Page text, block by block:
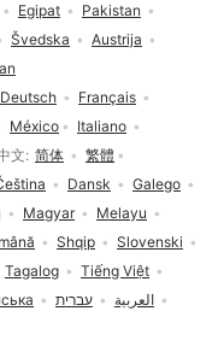
Deutsch
Français
México
Italiano
文 简体
繁體
Dansk
Galego
Magyar
Melayu
Shqip
Slovenski
Tagalog
Tiếng Việt
עברית
العربية
Egipat
Pakistan
Švedska
Austrija